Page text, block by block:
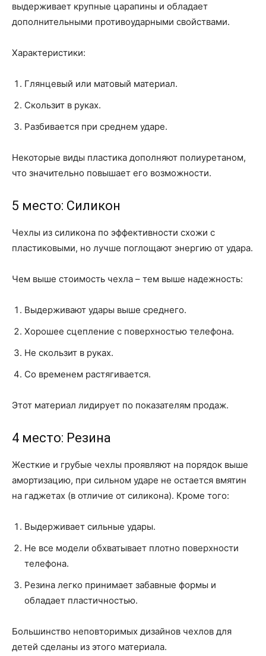
выдерживает крупные царапины и обладает
дополнительными противоударными свойствами.
Характеристики:
Глянцевый или матовый материал.
Скользит в руках.
Разбивается при среднем ударе.
Некоторые виды пластика дополняют полиуретаном,
что значительно повышает его возможности.
5 место: Силикон
Чехлы из силикона по эффективности схожи с
пластиковыми, но лучше поглощают энергию от удара.
Чем выше стоимость чехла – тем выше надежность:
Выдерживают удары выше среднего.
Хорошее сцепление с поверхностью телефона.
Не скользит в руках.
Со временем растягивается.
Этот материал лидирует по показателям продаж.
4 место: Резина
Жесткие и грубые чехлы проявляют на порядок выше
амортизацию, при сильном ударе не остается вмятин
на гаджетах (в отличие от силикона). Кроме того:
Выдерживает сильные удары.
Не все модели обхватывает плотно поверхности
телефона.
Резина легко принимает забавные формы и
обладает пластичностью.
Большинство неповторимых дизайнов чехлов для
детей сделаны из этого материала.